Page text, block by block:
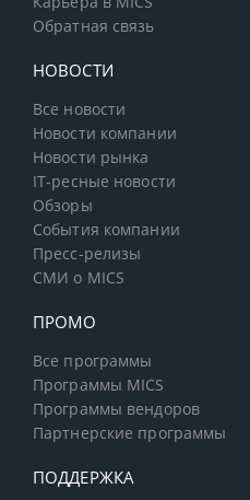
Обратная связь
НОВОСТИ
Все новости
Новости компании
Новости рынка
IT-ресные новости
Обзоры
События компании
Пресс-релизы
СМИ о MICS
ПРОМО
Все программы
Программы MICS
Программы вендоров
Партнерские программы
ПОДДЕРЖКА